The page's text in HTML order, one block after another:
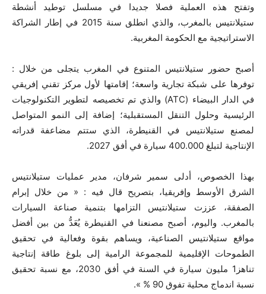
وتفتح هذه العملية فصلا جديدا في مسلسل توطيد أنشطة
ستيلانتيس بالمغرب، والذي انطلق سنة 2015 في إطار الشراكة
الاستراتيجية مع الحكومة المغربية.
أصبح حضور ستيلانتيس المتنوع في المغرب يتجلى من خلال :
توفرها على شبكة تجارية واسعة؛ إقامتها لأول مركز تقني إفريقي
في الدار البيضاء (ATC) والذي تم تخصيصه لتطوير التكنولوجيات
الرئيسية وحلول التنقل المستقبلية؛ إضافة إلى النمو المتواصل
لمصنع ستيلانتيس في القنيطرة، الذي ستتم مضاعفة قدراته
الإنتاجية لتبلغ 400.000 سيارة في أفق 2027
.
بهذا الخصوص، أدلى سمير شرفان، مدير عمليات ستيلانتيس
الشرق الأوسط وإفريقيا، بتصريح قال فيه : « من خلال إبرام
الصفقة، عززت ستيلانتيس التزامها بتنمية صناعة السيارات
بالمغرب. واليوم، أصبح مصنعنا في القنيطرة يُعَدُّ من بين أفضل
مواقع ستيلانتيس الصناعية، ويساهم بقوة وفعالية في تحقيق
الطموحات الإقليمية للمجموعة الرامية إلى بلوغ طاقة إنتاجية
تناهز 1 مليون سيارة في السنة في أفق2030، مع نسبة تحقيق
نسبة اندماج محلية تفوق 90
% ».